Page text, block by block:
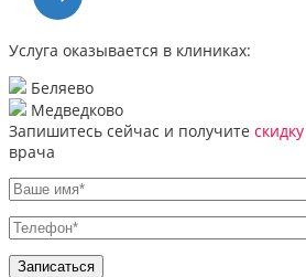
Услуга оказывается в клиниках:
Беляево
Медведково
Запишитесь сейчас и получите
врача